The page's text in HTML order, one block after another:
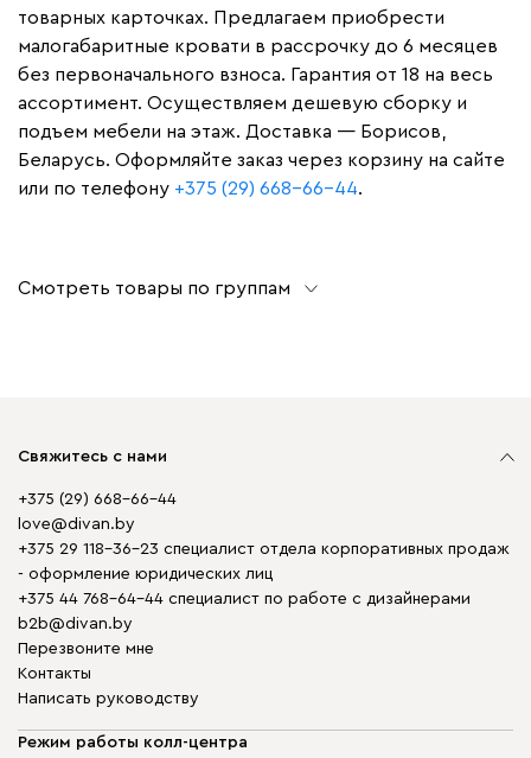
товарных карточках. Предлагаем приобрести
малогабаритные кровати в рассрочку до 6 месяцев
без первоначального взноса. Гарантия от 18 на весь
ассортимент. Осуществляем дешевую сборку и
подъем мебели на этаж. Доставка — Борисов,
Беларусь. Оформляйте заказ через корзину на сайте
или по телефону +375 (29) 668-66-44.
Смотреть товары по группам
Свяжитесь с нами
+375 (29) 668-66-44
love@divan.by
+375 29 118-36-23 специалист отдела корпоративных продаж
- оформление юридических лиц
+375 44 768-64-44 специалист по работе с дизайнерами
b2b@divan.by
Перезвоните мне
Контакты
Написать руководству
Режим работы колл-центра